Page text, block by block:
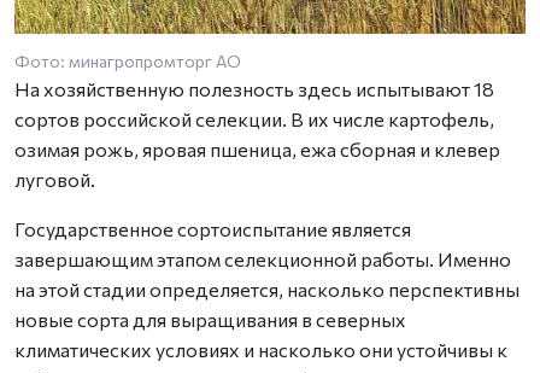
Фото: минагропромторг АО
На хозяйственную полезность здесь испытывают 18
сортов российской селекции. В их числе картофель,
озимая рожь, яровая пшеница, ежа сборная и клевер
луговой.
Государственное сортоиспытание является
завершающим этапом селекционной работы. Именно
на этой стадии определяется, насколько перспективны
новые сорта для выращивания в северных
климатических условиях и насколько они устойчивы к